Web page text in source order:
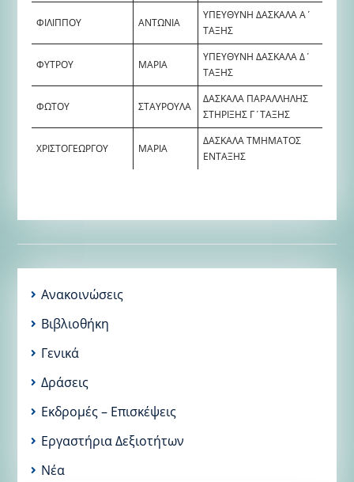
ΦΙΛΙΠΠΟΥ ΑΝΤΩΝΙΑ
ΥΠΕΥΘΥΝΗ ΔΑΣΚΑΛΑ Α΄
ΤΑΞΗΣ
ΦΥΤΡΟΥ ΜΑΡΙΑ
ΥΠΕΥΘΥΝΗ ΔΑΣΚΑΛΑ Δ΄
ΤΑΞΗΣ
ΦΩΤΟΥ ΣΤΑΥΡΟΥΛΑ
ΔΑΣΚΑΛΑ ΠΑΡΑΛΛΗΛΗΣ
ΣΤΗΡΙΞΗΣ Γ΄ΤΑΞΗΣ
ΧΡΙΣΤΟΓΕΩΡΓΟΥ ΜΑΡΙΑ
ΔΑΣΚΑΛΑ ΤΜΗΜΑΤΟΣ
ΕΝΤΑΞΗΣ
Ανακοινώσεις
Βιβλιοθήκη
Γενικά
Δράσεις
Εκδρομές – Επισκέψεις
Εργαστήρια Δεξιοτήτων
Νέα